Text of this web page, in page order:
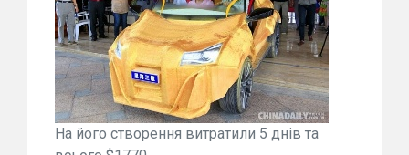
На його створення витратили 5 днів та